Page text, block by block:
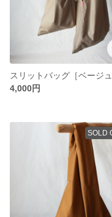
4,000円
SOLD